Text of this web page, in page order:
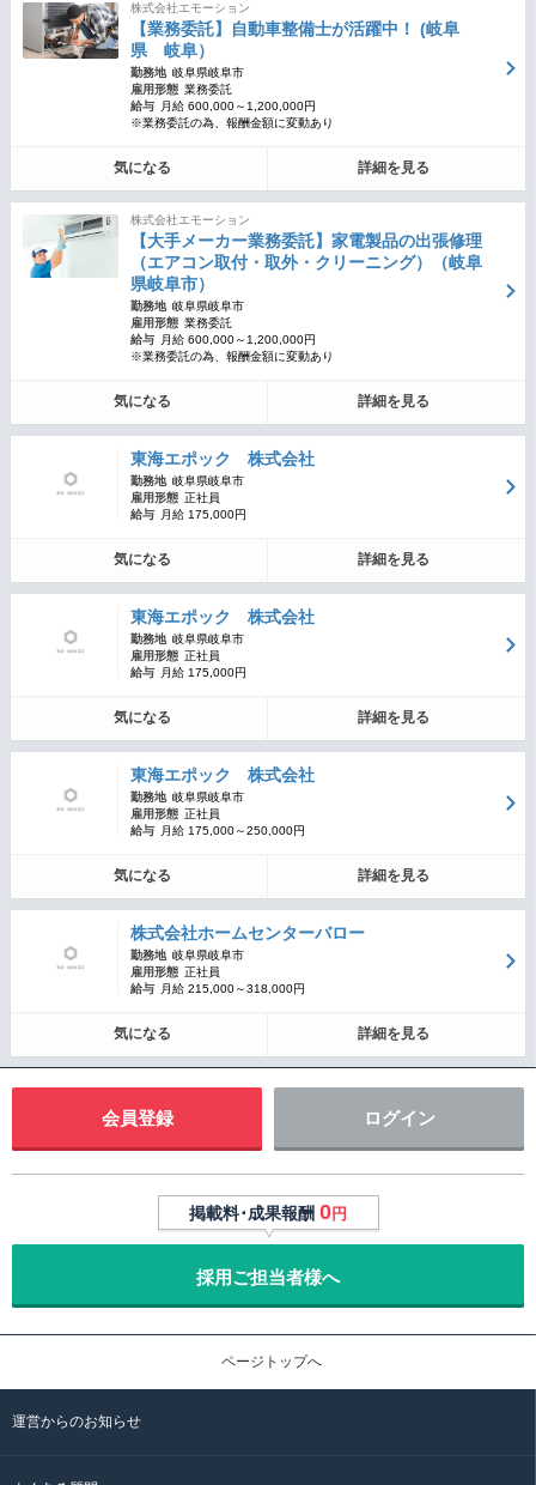
株式会社エモーション
【業務委託】自動車整備士が活躍中！ (岐阜
県 岐阜）
勤務地 岐阜県岐阜市
雇用形態 業務委託
給与
月給 600,000～1,200,000円
※業務委託の為、報酬金額に変動あり
気になる 詳細を見る
株式会社エモーション
【大手メーカー業務委託】家電製品の出張修理
（エアコン取付・取外・クリーニング）（岐阜
県岐阜市）
勤務地 岐阜県岐阜市
雇用形態 業務委託
給与
月給 600,000～1,200,000円
※業務委託の為、報酬金額に変動あり
気になる 詳細を見る
東海エポック 株式会社
勤務地 岐阜県岐阜市
雇用形態 正社員
給与
月給 175,000円
気になる 詳細を見る
東海エポック 株式会社
勤務地 岐阜県岐阜市
雇用形態 正社員
給与
月給 175,000円
気になる 詳細を見る
東海エポック 株式会社
勤務地 岐阜県岐阜市
雇用形態 正社員
給与
月給 175,000～250,000円
気になる 詳細を見る
株式会社ホームセンターバロー
勤務地 岐阜県岐阜市
雇用形態 正社員
給与
月給 215,000～318,000円
気になる 詳細を見る
会員登録 ログイン
掲載料･成果報酬 0円
採用ご担当者様へ
ページトップへ
運営からのお知らせ